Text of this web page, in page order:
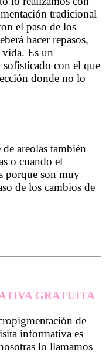
tradicional
el paso de los
hacer repasos,
vida. Es un
con el que
donde no lo
areolas también
o cuando el
porque son muy
de los cambios de
GRATUITA
de
informativa es
lo llamamos